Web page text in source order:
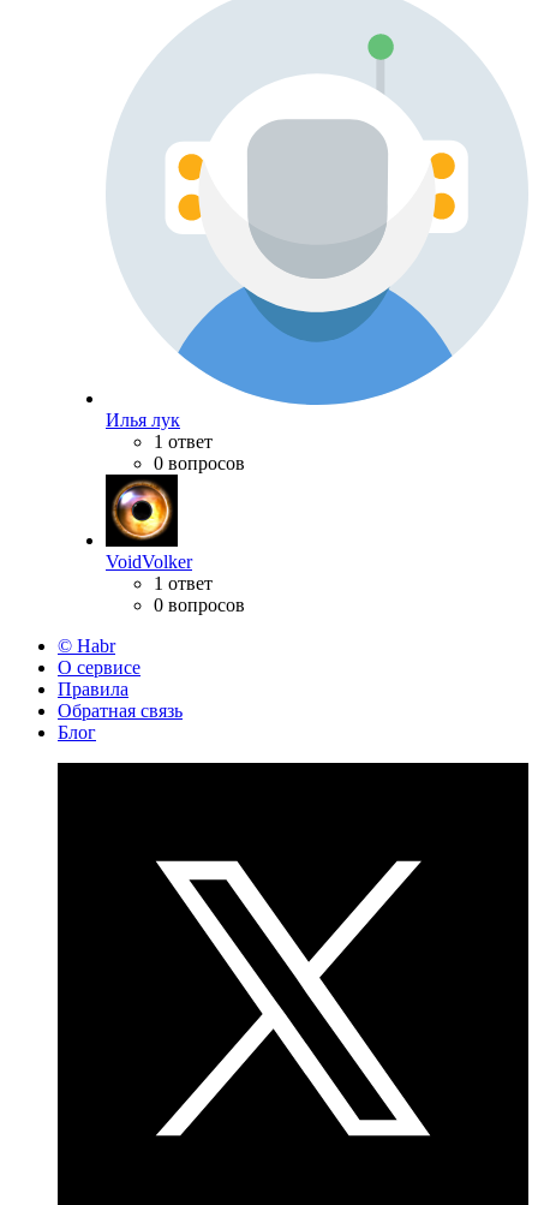
Илья лук
1 ответ
0 вопросов
VoidVolker
1 ответ
0 вопросов
© Habr
О сервисе
Правила
Обратная связь
Блог